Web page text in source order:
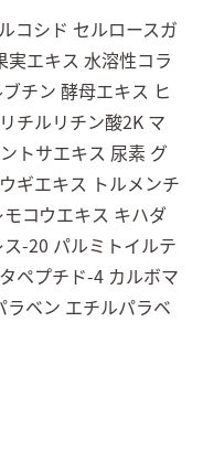
コシド セルロースガ
エキス 水溶性コラ
チン 酵母エキス ヒ
チルリチン酸2K マ
トサエキス 尿素 グ
ギエキス トルメンチ
コウエキス キハダ
-20 パルミトイルテ
ペプチド-4 カルボマ
ラベン エチルパラベ